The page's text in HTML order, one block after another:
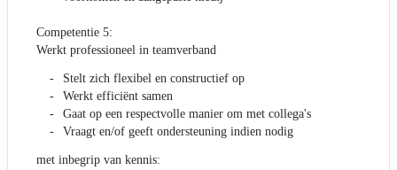
Competentie 5:
Werkt professioneel in teamverband
Stelt zich flexibel en constructief op
Werkt efficiënt samen
Gaat op een respectvolle manier om met collega's
Vraagt en/of geeft ondersteuning indien nodig
met inbegrip van kennis: